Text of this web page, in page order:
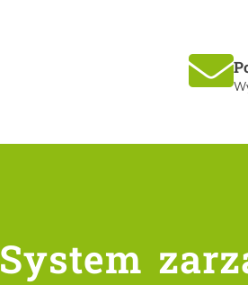
System